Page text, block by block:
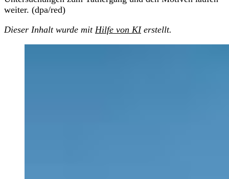
weiter. (dpa/red)
Dieser Inhalt wurde mit Hilfe von KIerstellt.